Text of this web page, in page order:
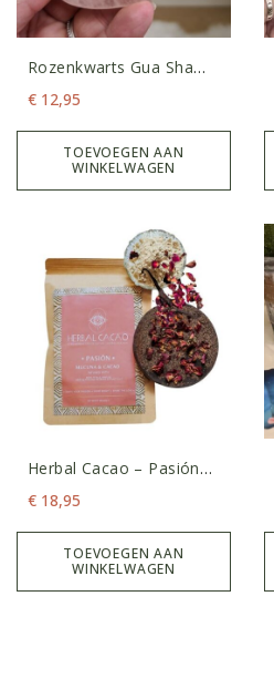
Rozenkwarts Gua Sha
Schraper
€ 12,95
TOEVOEGEN AAN
WINKELWAGEN
Herbal Cacao – Pasión
100 Gram
€ 18,95
TOEVOEGEN AAN
WINKELWAGEN